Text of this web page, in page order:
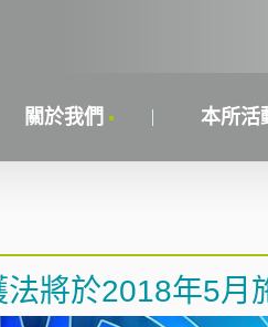
關於我們 本所活
將於2018年5月